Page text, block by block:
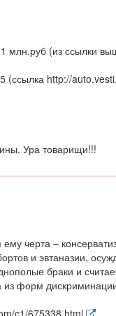
млн.руб (из ссылки
(ссылка http://
Ура товарищи!!!
черта –
и эвтаназии,
браки и
из форм